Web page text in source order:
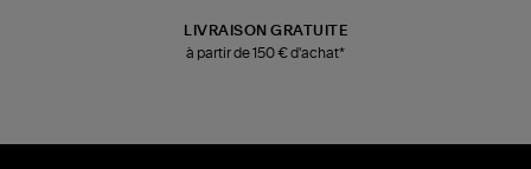
LIVRAISON GRATUITE
à partir de 150 € d'achat*